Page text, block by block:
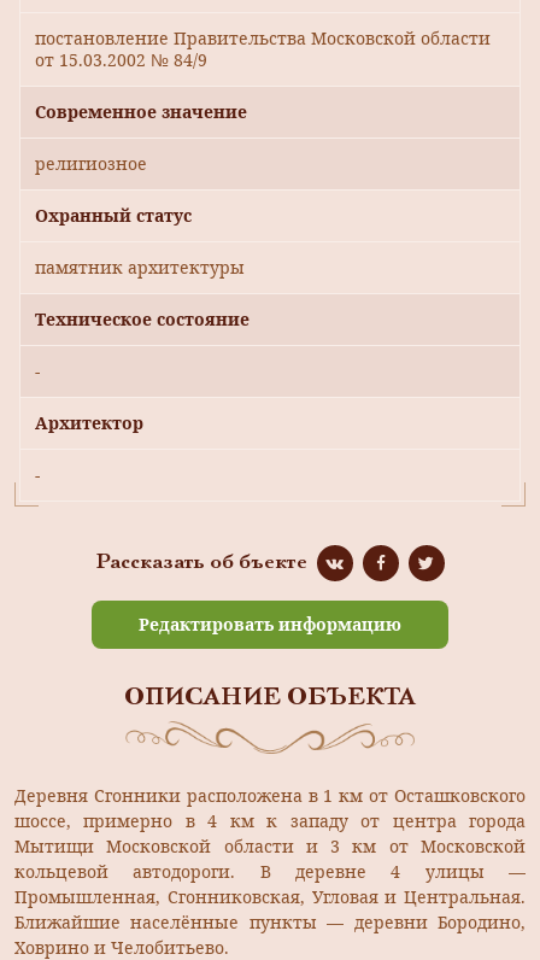
постановление Правительства Московской области
от 15.03.2002 № 84/9
Современное значение
религиозное
Охранный статус
памятник архитектуры
Техническое состояние
-
Архитектор
-
Рассказать об бъекте
Редактировать информацию
ОПИСАНИЕ ОБЪЕКТА
Деревня Сгонники расположена в 1 км от Осташковского
шоссе, примерно в 4 км к западу от центра города
Мытищи Московской области и 3 км от Московской
кольцевой автодороги. В деревне 4 улицы —
Промышленная, Сгонниковская, Угловая и Центральная.
Ближайшие населённые пункты — деревни Бородино,
Ховрино и Челобитьево.